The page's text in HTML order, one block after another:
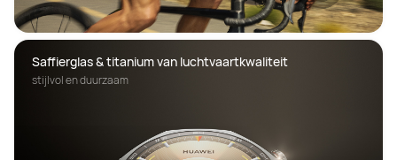
Saffierglas & titanium van luchtvaartkwaliteit
stijlvol en duurzaam